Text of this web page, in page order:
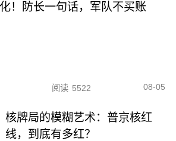
！防长一句话，军队不买账
阅读 5522 08-05
核牌局的模糊艺术：普京核红
线，到底有多红？